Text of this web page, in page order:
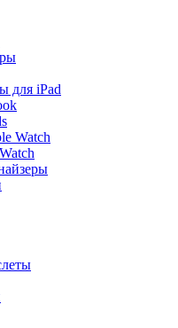
для iPad
Watch